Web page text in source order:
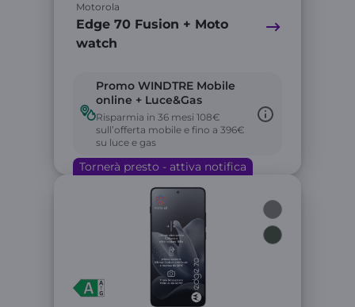
Motorola
Edge 70 Fusion + Moto
watch
Promo WINDTRE Mobile
online + Luce&Gas
Risparmia in 36 mesi 108€
sull’offerta mobile e fino a 396€
su luce e gas
Tornerà presto - attiva notifica
Link